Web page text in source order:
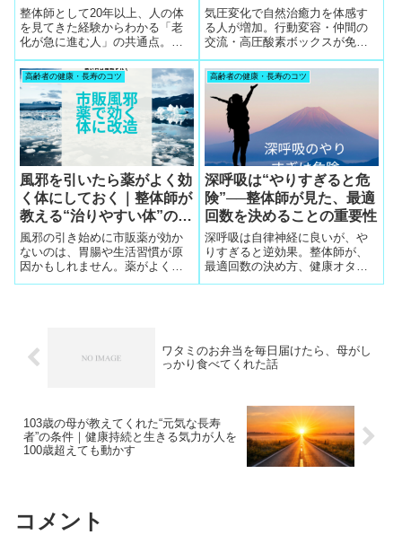
る“見えない変化”とは
整体師として20年以上、人の体
を見てきた経験からわかる「老
化が急に進む人」の共通点。仕
事を辞めた直後に起きる体調不
良・しびれ・意欲低下の理由
と、健康を取り戻すための具体
的な方法を解説します。
る
気圧変化で自然治癒力を体感す
る人が増加。行動変容・仲間の
交流・高圧酸素ボックスが免疫
と気力を高める仕組みを整体師
がわかりやすく解説します。
高齢者の健康・長寿のコツ
風邪を引いたら薬がよく効
く体にしておく｜整体師が
教える“治りやすい体”の作
り方
風邪の引き始めに市販薬が効か
ないのは、胃腸や生活習慣が原
因かもしれません。薬がよく効
く体質づくり、血中濃度の仕組
高齢者の健康・長寿のコツ
深呼吸は“やりすぎると危
険”──整体師が見た、最適
回数を決めることの重要性
深呼吸は自律神経に良いが、や
りすぎると逆効果。整体師が、
最適回数の決め方、健康オタク
の落とし穴、訪問整体で見た実
ワタミのお弁当を毎日届けたら、母がし
っかり食べてくれた話
103歳の母が教えてくれた“元気な長寿
者”の条件｜健康持続と生きる気力が人を
100歳超えても動かす
コメント